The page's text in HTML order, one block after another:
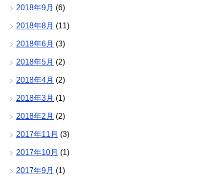
2018年9月 (6)
2018年8月 (11)
2018年6月 (3)
2018年5月 (2)
2018年4月 (2)
2018年3月 (1)
2018年2月 (2)
2017年11月 (3)
2017年10月 (1)
2017年9月 (1)